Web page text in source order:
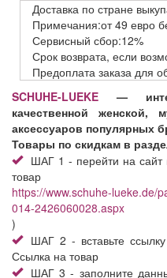
Доставка по стране
Примечания:от 49 евро
Сервисный сбор:12%
Срок возврата, если
Предоплата заказа для
SCHUHE-LUEKE —
качественной
аксессуаров популярных
Товары по скидкам в
ШАГ 1 - перейти на сайт
товар
https://www.schuhe-lueke.de/
014-2426060028.aspx
)
ШАГ 2 - вставьте
Ссылка на товар
ШАГ 3 - заполните